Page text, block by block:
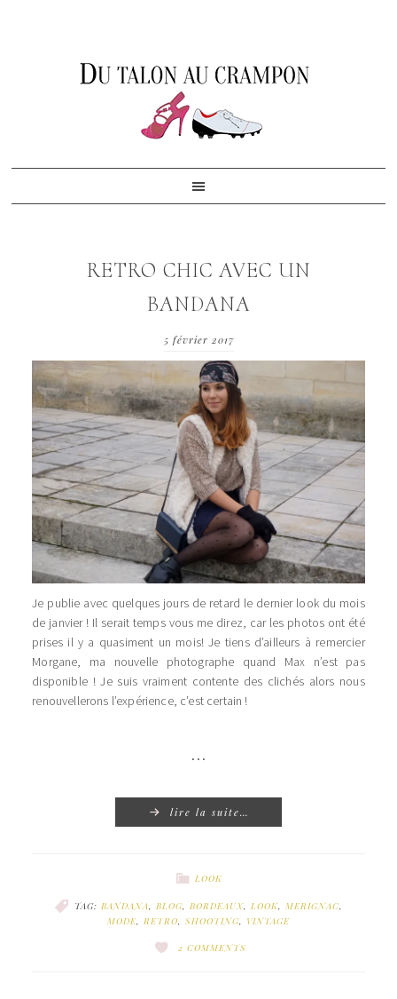
RETRO CHIC AVEC UN
BANDANA
5 février 2017
Je publie avec quelques jours de retard le dernier look du mois
de janvier ! Il serait temps vous me direz, car les photos ont été
prises il y a quasiment un mois! Je tiens d’ailleurs à remercier
Morgane, ma nouvelle photographe quand Max n’est pas
disponible ! Je suis vraiment contente des clichés alors nous
renouvellerons l’expérience, c’est certain !
…
lire la suite…
LOOK
TAG: BANDANA BLOG BORDEAUX LOOK MERIGNAC
MODE RETRO SHOOTING VINTAGE
2 COMMENTS